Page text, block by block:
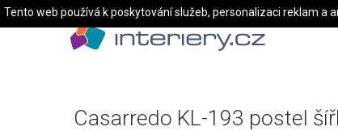
Casarredo KL-193 postel
Tento web používá k poskytování služeb, personalizaci reklam a